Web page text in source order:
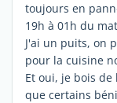
toujours en
19h à 01h du
J'ai un puits, on
pour la cuisine
Et oui, je bois
que certains